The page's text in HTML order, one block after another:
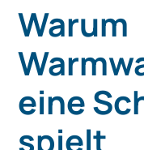
Warum
eine
spielt